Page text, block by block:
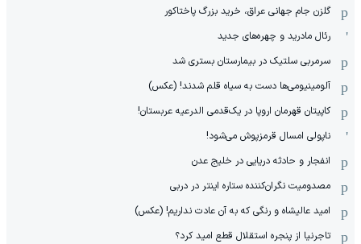
گلزن جام جهانی عراق، خرید بزرگ پاختاکور
رئال مادرید و چهره‌های جدید
سرمربی سلتیک در بیمارستان بستری شد
آلومینیومی‌ها دست به سیاه قلم شدند! (عکس)
کاپیتان قهرمان اروپا در یک‌قدمی الدرعیه عربستان!
ناپولی امسال قرمزپوش می‌شود!
انفجار و حادثه دریایی در خلیج عدن
مصدومیت نگران‌کننده ستاره اینتر در دربی
امید عالیشاه و رنگی که به آن عادت نداریم! (عکس)
تاجرنیا از پنجره استقلال قطع امید کرد؟